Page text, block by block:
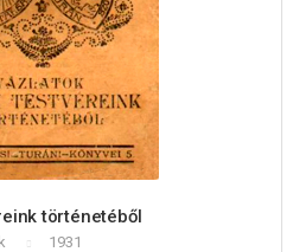
történetéből
1931